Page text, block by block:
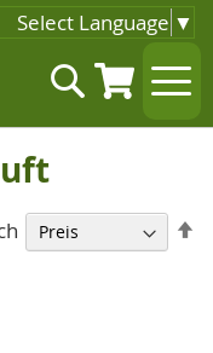
Select Language ▼
Inhalt
springen
Suche